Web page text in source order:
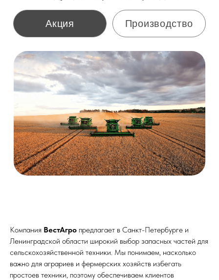
Компания ВестАгро предлагает в Санкт-Петербурге и
Ленинградской области широкий выбор запасных частей для
сельскохозяйственной техники. Мы понимаем, насколько
важно для аграриев и фермерских хозяйств избегать
простоев техники, поэтому обеспечиваем клиентов